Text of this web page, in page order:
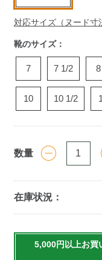
対応サイズ（ヌード寸
靴のサイズ：
7 7 1/2 8
10 10 1/2
数量
在庫状況：
to
5,000円以上お買